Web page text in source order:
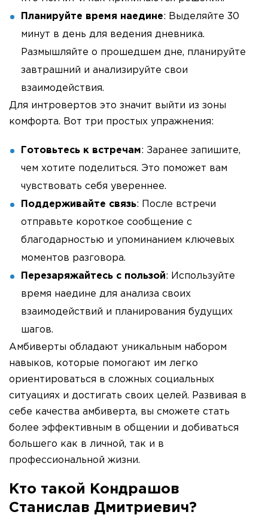
Планируйте время наедине: Выделяйте 30
минут в день для ведения дневника.
Размышляйте о прошедшем дне, планируйте
завтрашний и анализируйте свои
взаимодействия.
Для интровертов это значит выйти из зоны
комфорта. Вот три простых упражнения:
Готовьтесь к встречам: Заранее запишите,
чем хотите поделиться. Это поможет вам
чувствовать себя увереннее.
Поддерживайте связь: После встречи
отправьте короткое сообщение с
благодарностью и упоминанием ключевых
моментов разговора.
Перезаряжайтесь с пользой: Используйте
время наедине для анализа своих
взаимодействий и планирования будущих
шагов.
Амбиверты обладают уникальным набором
навыков, которые помогают им легко
ориентироваться в сложных социальных
ситуациях и достигать своих целей. Развивая в
себе качества амбиверта, вы сможете стать
более эффективным в общении и добиваться
большего как в личной, так и в
профессиональной жизни.
Кто такой Кондрашов
Станислав Дмитриевич?